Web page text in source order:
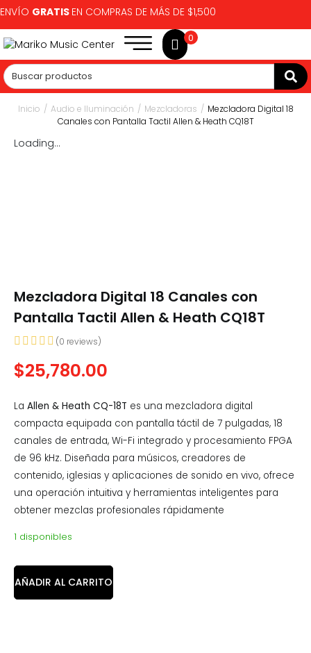
ENVÍO GRATIS EN COMPRAS DE MÁS DE $1,500
0
Inicio / Audio e Iluminación / Mezcladoras / Mezcladora Digital 18
Canales con Pantalla Tactil Allen & Heath CQ18T
Loading...
Mezcladora Digital 18 Canales con
Pantalla Tactil Allen & Heath CQ18T
(0 reviews)
$25,780.00
La Allen & Heath CQ-18T es una mezcladora digital
compacta equipada con pantalla táctil de 7 pulgadas, 18
canales de entrada, Wi-Fi integrado y procesamiento FPGA
de 96 kHz. Diseñada para músicos, creadores de
contenido, iglesias y aplicaciones de sonido en vivo, ofrece
una operación intuitiva y herramientas inteligentes para
obtener mezclas profesionales rápidamente
1 disponibles
AÑADIR AL CARRITO